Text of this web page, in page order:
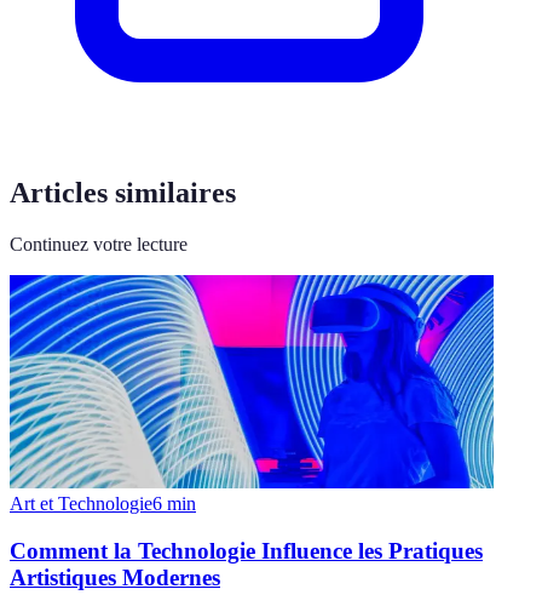
Articles similaires
Continuez votre lecture
Art et Technologie6 min
Comment la Technologie Influence les Pratiques
Artistiques Modernes